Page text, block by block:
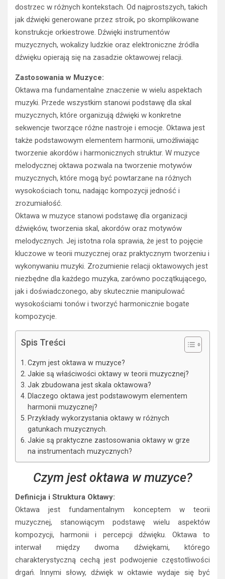
dostrzec w różnych kontekstach. Od najprostszych, takich
jak dźwięki generowane przez stroik, po skomplikowane
konstrukcje orkiestrowe. Dźwięki instrumentów
muzycznych, wokalizy ludzkie oraz elektroniczne źródła
dźwięku opierają się na zasadzie oktawowej relacji.
Zastosowania w Muzyce:
Oktawa ma fundamentalne znaczenie w wielu aspektach
muzyki. Przede wszystkim stanowi podstawę dla skal
muzycznych, które organizują dźwięki w konkretne
sekwencje tworzące różne nastroje i emocje. Oktawa jest
także podstawowym elementem harmonii, umożliwiając
tworzenie akordów i harmonicznych struktur. W muzyce
melodycznej oktawa pozwala na tworzenie motywów
muzycznych, które mogą być powtarzane na różnych
wysokościach tonu, nadając kompozycji jedność i
zrozumiałość.
Oktawa w muzyce stanowi podstawę dla organizacji
dźwięków, tworzenia skal, akordów oraz motywów
melodycznych. Jej istotna rola sprawia, że jest to pojęcie
kluczowe w teorii muzycznej oraz praktycznym tworzeniu i
wykonywaniu muzyki. Zrozumienie relacji oktawowych jest
niezbędne dla każdego muzyka, zarówno początkującego,
jak i doświadczonego, aby skutecznie manipulować
wysokościami tonów i tworzyć harmonicznie bogate
kompozycje.
Spis Treści
Czym jest oktawa w muzyce?
Jakie są właściwości oktawy w teorii muzycznej?
Jak zbudowana jest skala oktawowa?
Dlaczego oktawa jest podstawowym elementem
harmonii muzycznej?
Przykłady wykorzystania oktawy w różnych
gatunkach muzycznych.
Jakie są praktyczne zastosowania oktawy w grze
na instrumentach muzycznych?
Czym jest oktawa w muzyce?
Definicja i Struktura Oktawy:
Oktawa jest fundamentalnym konceptem w teorii
muzycznej, stanowiącym podstawę wielu aspektów
kompozycji, harmonii i percepcji dźwięku. Oktawa to
interwał między dwoma dźwiękami, którego
charakterystyczną cechą jest podwojenie częstotliwości
drgań. Innymi słowy, dźwięk w oktawie wydaje się być